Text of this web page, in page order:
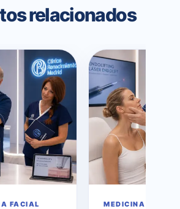
relacionados
FACIAL MEDICINA